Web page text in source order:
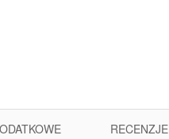
RECENZJE